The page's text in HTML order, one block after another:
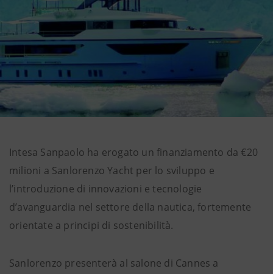
Intesa Sanpaolo ha erogato un finanziamento da €20
milioni a Sanlorenzo Yacht per lo sviluppo e
l’introduzione di innovazioni e tecnologie
d’avanguardia nel settore della nautica, fortemente
orientate a principi di sostenibilità.
Sanlorenzo presenterà al salone di Cannes a